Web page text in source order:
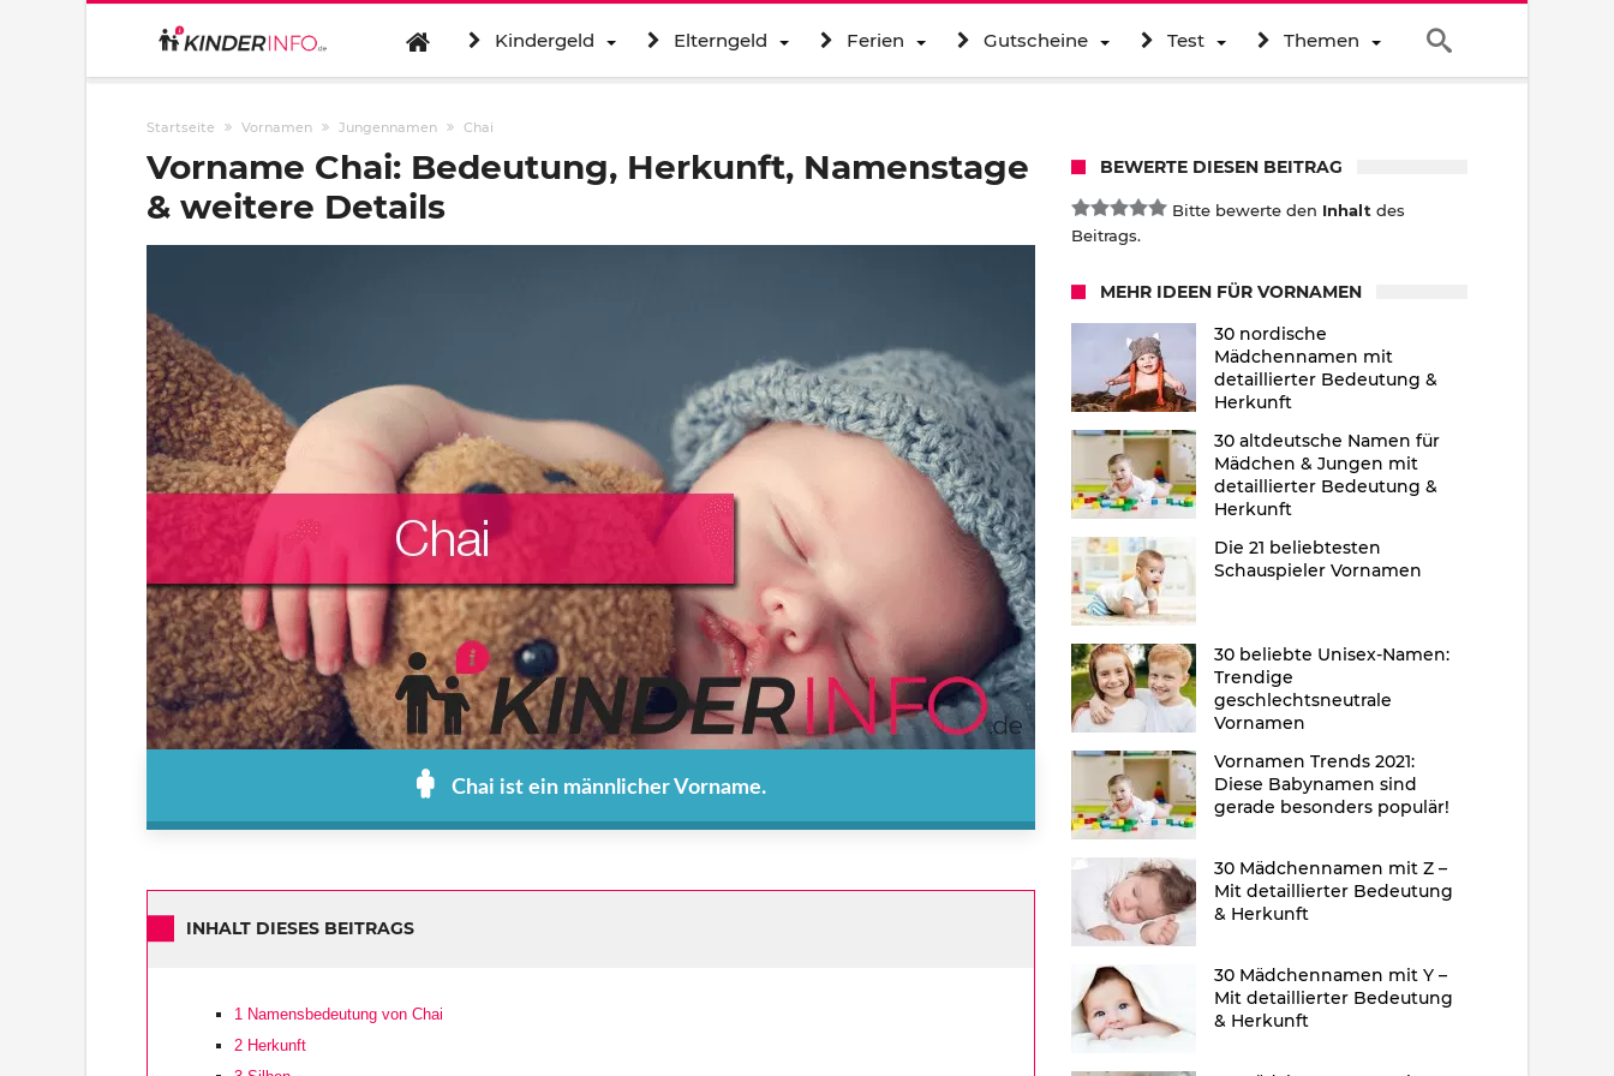
Kindergeld Elterngeld Ferien Gutscheine Test Themen
Startseite Vornamen Jungennamen Chai
Vorname Chai: Bedeutung, Herkunft, Namenstage
& weitere Details
Chai ist ein männlicher Vorname.
INHALT DIESES BEITRAGS
1 Namensbedeutung von Chai
2 Herkunft
BEWERTE DIESEN BEITRAG
Bitte bewerte den Inhalt des
Beitrags.
MEHR IDEEN FÜR VORNAMEN
30 nordische
Mädchennamen mit
detaillierter Bedeutung &
Herkunft
30 altdeutsche Namen für
Mädchen & Jungen mit
detaillierter Bedeutung &
Herkunft
Die 21 beliebtesten
Schauspieler Vornamen
30 beliebte Unisex-Namen:
Trendige
geschlechtsneutrale
Vornamen
Vornamen Trends 2021:
Diese Babynamen sind
gerade besonders populär!
30 Mädchennamen mit Z –
Mit detaillierter Bedeutung
& Herkunft
30 Mädchennamen mit Y –
Mit detaillierter Bedeutung
& Herkunft